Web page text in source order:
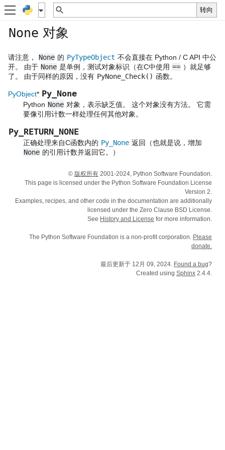
None 对象
请注意， None 的 PyTypeObject 不会直接在 Python / C API 中公
开。 由于 None 是单例，测试对象标识（在C中使用 == ）就足够
了。 由于同样的原因，没有 PyNone_Check() 函数。
PyObject* Py_None
Python None 对象，表示缺乏值。 这个对象没有方法。 它需
要像引用计数一样处理任何其他对象。
Py_RETURN_NONE
正确处理来自C函数内的 Py_None 返回（也就是说，增加
None 的引用计数并返回它。）
© 版权所有 2001-2024, Python Software Foundation.
This page is licensed under the Python Software Foundation License
Version 2.
Examples, recipes, and other code in the documentation are additionally
licensed under the Zero Clause BSD License.
See History and License for more information.
The Python Software Foundation is a non-profit corporation. Please
donate.
最后更新于 12月 09, 2024. Found a bug?
Created using Sphinx 2.4.4.